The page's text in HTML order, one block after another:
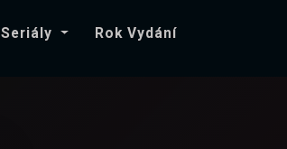
Seriály Rok Vydání